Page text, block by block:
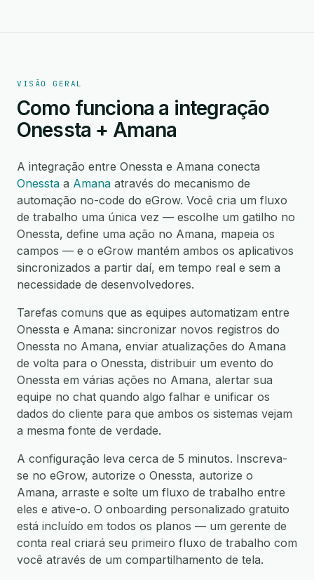
VISÃO GERAL
Como funciona a integração
Onessta + Amana
A integração entre Onessta e Amana conecta
Onessta a Amana através do mecanismo de
automação no-code do eGrow. Você cria um fluxo
de trabalho uma única vez — escolhe um gatilho no
Onessta, define uma ação no Amana, mapeia os
campos — e o eGrow mantém ambos os aplicativos
sincronizados a partir daí, em tempo real e sem a
necessidade de desenvolvedores.
Tarefas comuns que as equipes automatizam entre
Onessta e Amana: sincronizar novos registros do
Onessta no Amana, enviar atualizações do Amana
de volta para o Onessta, distribuir um evento do
Onessta em várias ações no Amana, alertar sua
equipe no chat quando algo falhar e unificar os
dados do cliente para que ambos os sistemas vejam
a mesma fonte de verdade.
A configuração leva cerca de 5 minutos. Inscreva-
se no eGrow, autorize o Onessta, autorize o
Amana, arraste e solte um fluxo de trabalho entre
eles e ative-o. O onboarding personalizado gratuito
está incluído em todos os planos — um gerente de
conta real criará seu primeiro fluxo de trabalho com
você através de um compartilhamento de tela.